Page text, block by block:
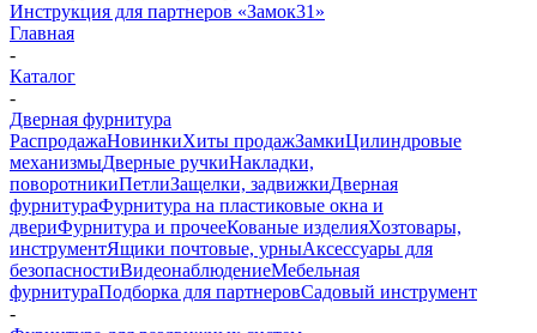
Инструкция для партнеров «Замок31»
Главная
-
Каталог
-
Дверная фурнитура
РаспродажаНовинкиХиты продажЗамкиЦилиндровые
механизмыДверные ручкиНакладки,
поворотникиПетлиЗащелки, задвижкиДверная
фурнитураФурнитура на пластиковые окна и
двериФурнитура и прочееКованые изделияХозтовары,
инструментЯщики почтовые, урныАксессуары для
безопасностиВидеонаблюдениеМебельная
фурнитураПодборка для партнеровСадовый инструмент
-